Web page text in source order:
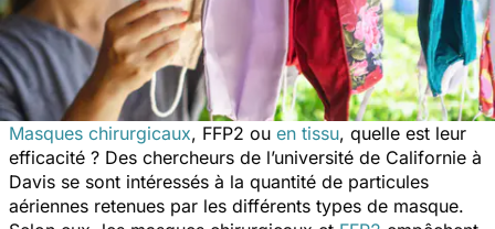
Masques chirurgicaux, FFP2 ou en tissu, quelle est leur
efficacité ? Des chercheurs de l’université de Californie à
Davis se sont intéressés à la quantité de particules
aériennes retenues par les différents types de masque.